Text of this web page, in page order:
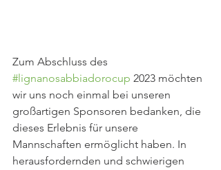
Zum Abschluss des
#lignanosabbiadorocup 2023 möchten
wir uns noch einmal bei unseren
großartigen Sponsoren bedanken, die
dieses Erlebnis für unsere
Mannschaften ermöglicht haben. In
herausfordernden und schwierigen